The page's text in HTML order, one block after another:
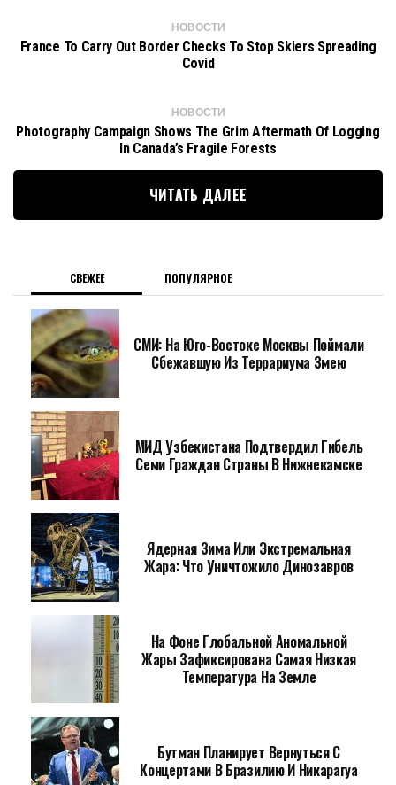
НОВОСТИ
France To Carry Out Border Checks To Stop Skiers Spreading
Covid
НОВОСТИ
Photography Campaign Shows The Grim Aftermath Of Logging
In Canada’s Fragile Forests
ЧИТАТЬ ДАЛЕЕ
СВЕЖЕЕ ПОПУЛЯРНОЕ
СМИ: На Юго-Востоке Москвы Поймали
Сбежавшую Из Террариума Змею
МИД Узбекистана Подтвердил Гибель
Семи Граждан Страны В Нижнекамске
Ядерная Зима Или Экстремальная
Жара: Что Уничтожило Динозавров
На Фоне Глобальной Аномальной
Жары Зафиксирована Самая Низкая
Температура На Земле
Бутман Планирует Вернуться С
Концертами В Бразилию И Никарагуа